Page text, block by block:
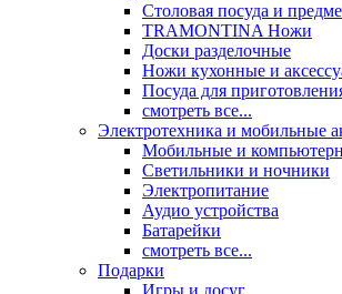
Столовая посуда и
TRAMONTINA Ножи
Доски разделочные
Ножи кухонные и
Посуда для
смотреть все...
Электротехника и мобильные
Мобильные и
Светильники и ночники
Электропитание
Аудио устройства
Батарейки
смотреть все...
Подарки
Игры и досуг